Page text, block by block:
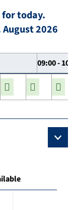
for today.
2026
09:00 -